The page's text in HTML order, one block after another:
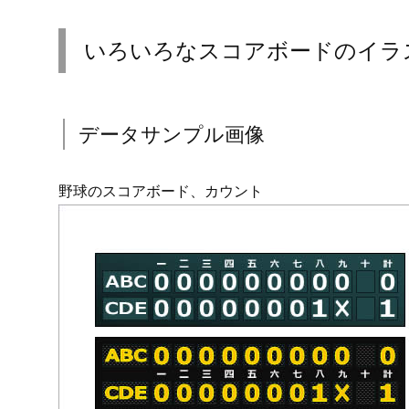
いろいろなスコアボードのイラ
データサンプル画像
野球のスコアボード、カウント